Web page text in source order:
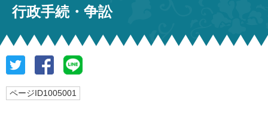
行政手続・争訟
ページID1005001